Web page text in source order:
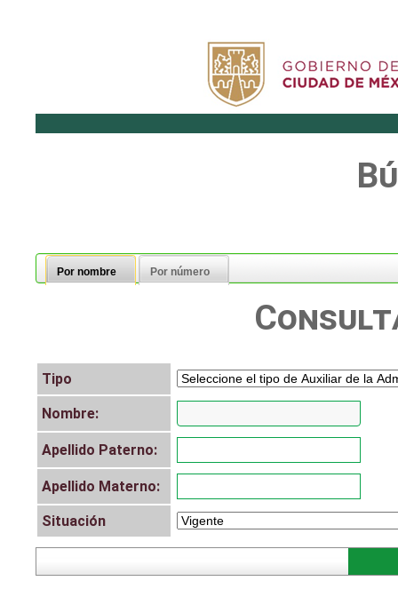
Por nombre Por número
Tipo
Nombre:
Apellido Paterno:
Apellido Materno:
Situación